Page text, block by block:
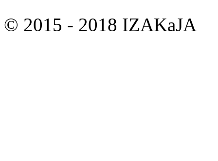
© 2015 - 2018 IZAKaJA